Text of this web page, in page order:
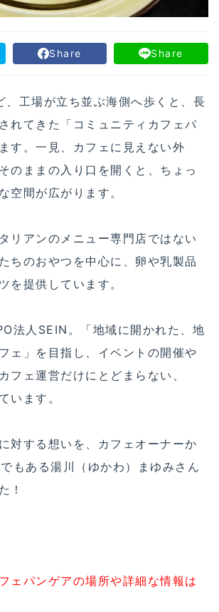
Share Share
、工場が立ち並ぶ海側へ歩くと、長
れてきた「コミュニティカフェパ
す。一見、カフェに見えない外
のままの入り口を開くと、ちょっ
空間が広がります。
リアンのメニュー専門店ではない
ちのおやつを中心に、卵や乳製品
を提供しています。
法人SEIN。「地域に開かれた、地
ェ」を目指し、イベントの開催や
フェ運営だけにとどまらない、
います。
対する想いを、カフェオーナーか
もある湯川（ゆかわ）まゆみさん
！
ェパンゲアの場所や詳細な情報は